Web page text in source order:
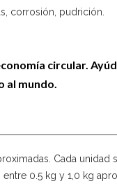
corrosión, pudrición.
circular.
al mundo.
Cada unidad
0.5 kg y 1,0 kg